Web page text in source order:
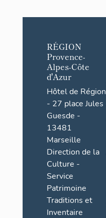
RÉGION
Provence-
Alpes-Côte
d'Azur
Hôtel de Région
- 27 place Jules
Guesde -
13481
Marseille
Direction de la
Culture -
Service
Patrimoine
Traditions et
Inventaire